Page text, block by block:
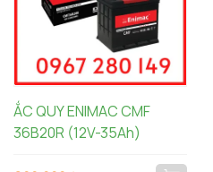
ẮC QUY ENIMAC CMF
36B20R (12V-35Ah)